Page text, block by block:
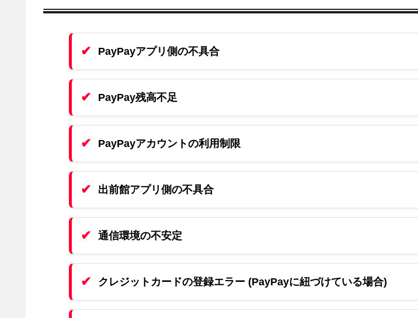
PayPayアプリ側の不具合
PayPay残高不足
PayPayアカウントの利用制限
出前館アプリ側の不具合
通信環境の不安定
クレジットカードの登録エラー (PayPayに紐づけている場合)